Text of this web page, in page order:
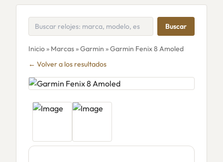
Buscar
Inicio» Marcas»Garmin » Garmin Fenix 8 Amoled
← Volver a los resultados